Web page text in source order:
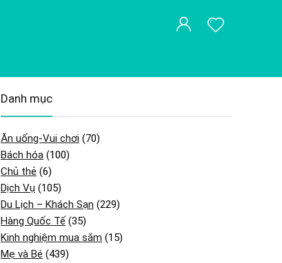
Danh mục
Ăn uống-Vui chơi (70)
Bách hóa (100)
Chủ thẻ (6)
Dịch Vụ (105)
Du Lịch – Khách Sạn (229)
Hàng Quốc Tế (35)
Kinh nghiệm mua sắm (15)
Mẹ và Bé (439)